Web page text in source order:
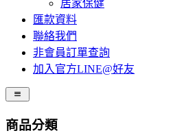
居家保健
匯款資料
聯絡我們
非會員訂單查詢
加入官方LINE@好友
商品分類